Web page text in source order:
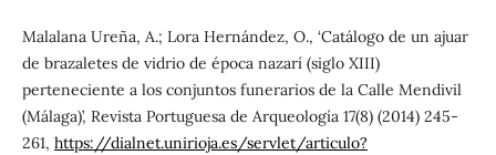
Malalana Ureña, A.; Lora Hernández, O., ‘Catálogo de un ajuar
de brazaletes de vidrio de época nazarí (siglo XIII)
perteneciente a los conjuntos funerarios de la Calle Mendivil
(Málaga)’, Revista Portuguesa de Arqueología 17(8) (2014) 245-
261, https://dialnet.unirioja.es/servlet/articulo?